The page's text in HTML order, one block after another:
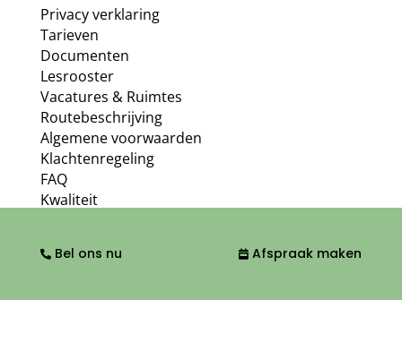
Privacy verklaring
Tarieven
Documenten
Lesrooster
Vacatures & Ruimtes
Routebeschrijving
Algemene voorwaarden
Klachtenregeling
FAQ
Kwaliteit
Ga naar
Bel ons nu Afspraak maken